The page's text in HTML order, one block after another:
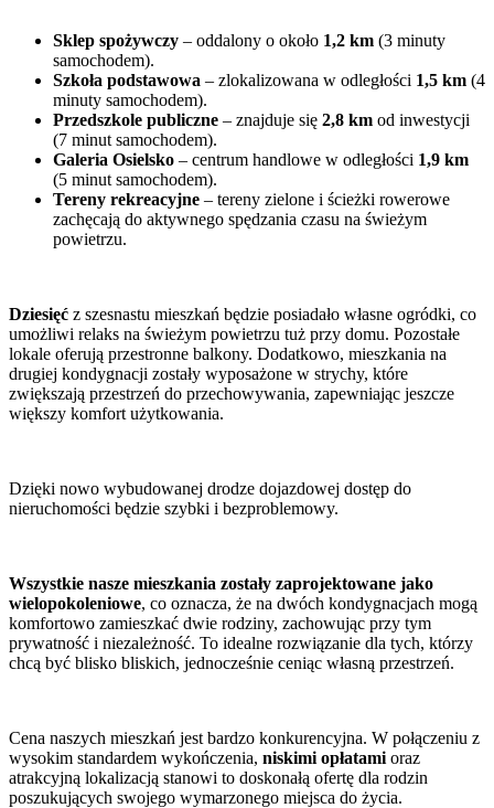
Sklep spożywczy – oddalony o około 1,2 km (3 minuty
samochodem).
Szkoła podstawowa – zlokalizowana w odległości 1,5 km (4
minuty samochodem).
Przedszkole publiczne – znajduje się 2,8 km od inwestycji
(7 minut samochodem).
Galeria Osielsko – centrum handlowe w odległości 1,9 km
(5 minut samochodem).
Tereny rekreacyjne – tereny zielone i ścieżki rowerowe
zachęcają do aktywnego spędzania czasu na świeżym
powietrzu.
Dziesięć z szesnastu mieszkań będzie posiadało własne ogródki, co
umożliwi relaks na świeżym powietrzu tuż przy domu. Pozostałe
lokale oferują przestronne balkony. Dodatkowo, mieszkania na
drugiej kondygnacji zostały wyposażone w strychy, które
zwiększają przestrzeń do przechowywania, zapewniając jeszcze
większy komfort użytkowania.
Dzięki nowo wybudowanej drodze dojazdowej dostęp do
nieruchomości będzie szybki i bezproblemowy.
Wszystkie nasze mieszkania zostały zaprojektowane jako
wielopokoleniowe, co oznacza, że na dwóch kondygnacjach mogą
komfortowo zamieszkać dwie rodziny, zachowując przy tym
prywatność i niezależność. To idealne rozwiązanie dla tych, którzy
chcą być blisko bliskich, jednocześnie ceniąc własną przestrzeń.
Cena naszych mieszkań jest bardzo konkurencyjna. W połączeniu z
wysokim standardem wykończenia, niskimi opłatami oraz
atrakcyjną lokalizacją stanowi to doskonałą ofertę dla rodzin
poszukujących swojego wymarzonego miejsca do życia.